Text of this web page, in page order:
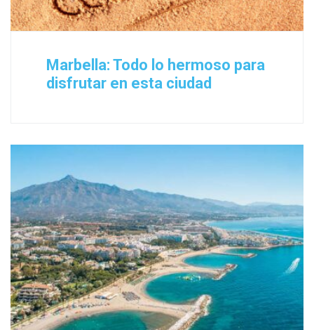
Marbella: Todo lo hermoso para
disfrutar en esta ciudad